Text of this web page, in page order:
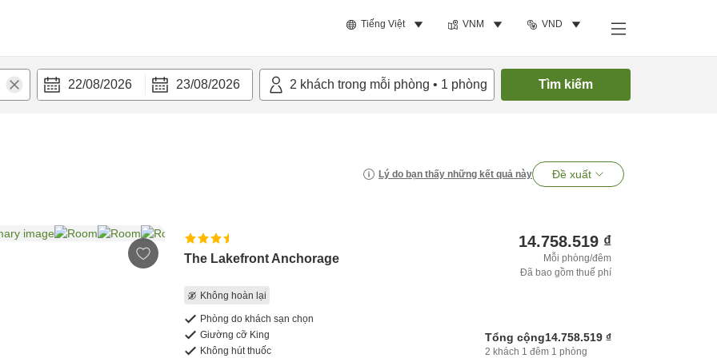
Tiếng Việt VNM VND
22/08/2026 23/08/2026 2 khách trong mỗi phòng • 1 phòng Tìm kiếm
Lý do bạn thấy những kết quả này Đề xuất
The Lakefront Anchorage
Không hoàn lại
Phòng do khách sạn chọn
Giường cỡ King
Không hút thuốc
14.758.519 ₫
Mỗi phòng/đêm
Đã bao gồm thuế phí
Tổng cộng14.758.519 ₫
2 khách 1 đêm 1 phòng